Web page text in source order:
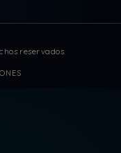
reservados.